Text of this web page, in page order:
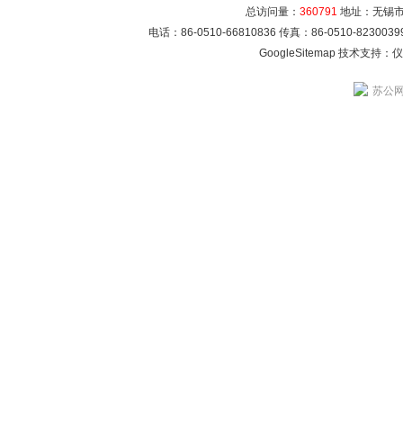
总访问量： 360791 地址：无锡
电话：86-0510-66810836 传真：86-0510-
GoogleSitemap技术支持：
苏公